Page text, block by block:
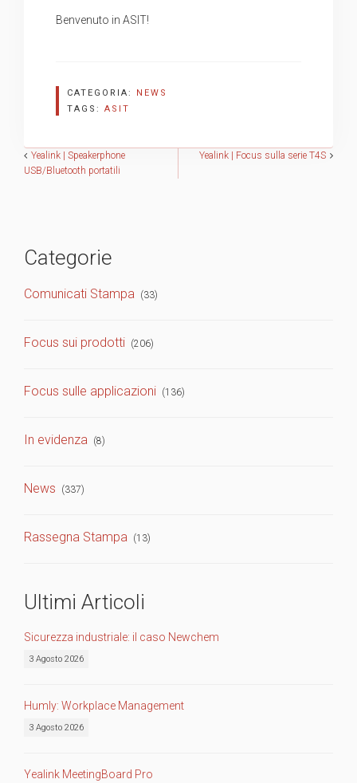
Benvenuto in ASIT!
CATEGORIA: NEWS
TAGS: ASIT
Navigazione
Yealink | Speakerphone
USB/Bluetooth portatili
Yealink | Focus sulla serie T4S
Categorie
Comunicati Stampa (33)
Focus sui prodotti (206)
Focus sulle applicazioni (136)
In evidenza (8)
News (337)
Rassegna Stampa (13)
Ultimi Articoli
Sicurezza industriale: il caso Newchem
3 Agosto 2026
Humly: Workplace Management
3 Agosto 2026
Yealink MeetingBoard Pro